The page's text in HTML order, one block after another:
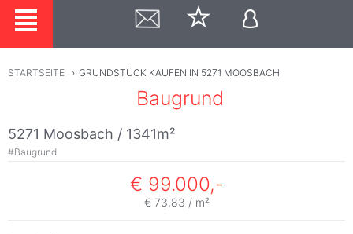
STARTSEITE › GRUNDSTÜCK KAUFEN IN 5271 MOOSBACH
Baugrund
5271 Moosbach / 1341m²
#Baugrund
€ 99.000,-
€ 73,83 / m²